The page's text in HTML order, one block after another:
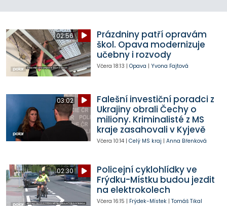
02:56
Prázdniny patří opravám
škol. Opava modernizuje
učebny i rozvody
Včera 18:13 | Opava | Yvona Fajtová
03:02
Falešní investiční poradci z
Ukrajiny obrali Čechy o
miliony. Kriminalisté z MS
kraje zasahovali v Kyjevě
Včera 10:14| Celý MS kraj | Anna Břenková
02:30
Policejní cyklohlídky ve
Frýdku-Místku budou jezdit
na elektrokolech
Včera 16:15 | Frýdek-Místek| Tomáš Tikal